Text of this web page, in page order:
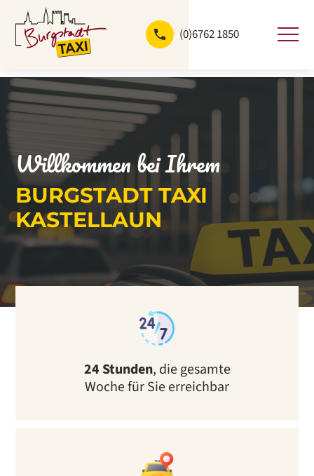
Direkt
zum
Inhalt
(0)6762 1850
Willkommen bei Ihrem
BURGSTADT TAXI
KASTELLAUN
24 Stunden, die gesamte
Woche für Sie erreichbar